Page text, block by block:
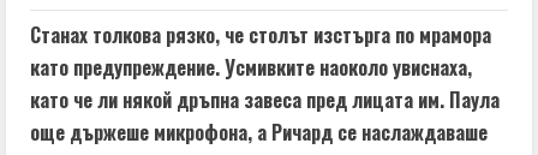
Станах толкова рязко, че столът изстърга по мрамора
като предупреждение. Усмивките наоколо увиснаха,
като че ли някой дръпна завеса пред лицата им. Паула
още държеше микрофона, а Ричард се наслаждаваше